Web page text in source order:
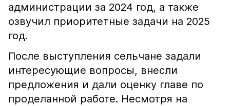
администрации за 2024 год, а также
озвучил приоритетные задачи на 2025
год.
После выступления сельчане задали
интересующие вопросы, внесли
предложения и дали оценку главе по
проделанной работе. Несмотря на